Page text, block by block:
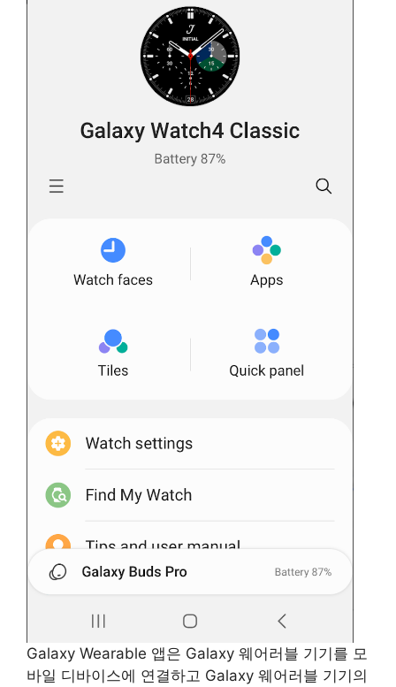
Galaxy Wearable 앱은 Galaxy 웨어러블 기기를 모
바일 디바이스에 연결하고 Galaxy 웨어러블 기기의